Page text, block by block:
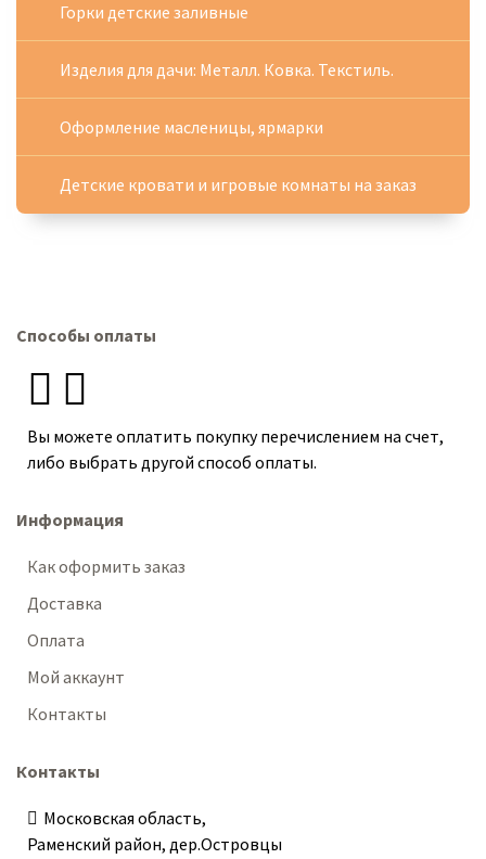
Горки детские заливные
Изделия для дачи: Металл. Ковка. Текстиль.
Оформление масленицы, ярмарки
Детские кровати и игровые комнаты на заказ
Способы оплаты
Вы можете оплатить покупку перечислением на счет,
либо выбрать другой способ оплаты.
Информация
Как оформить заказ
Доставка
Оплата
Мой аккаунт
Контакты
Контакты
Московская область,
Раменский район, дер.Островцы